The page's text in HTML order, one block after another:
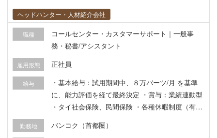
ヘッドハンター・人材紹介会社
職種
コールセンター・カスタマーサポート｜一般事
務・秘書/アシスタント
雇用形態 正社員
給与
・基本給与：試用期間中、８万バーツ/月 を基準
に、能力評価を経て最終決定 ・賞与：業績連動型
・タイ社会保険、民間保険 ・各種休暇制度（有給
勤務地 バンコク（首都圏）